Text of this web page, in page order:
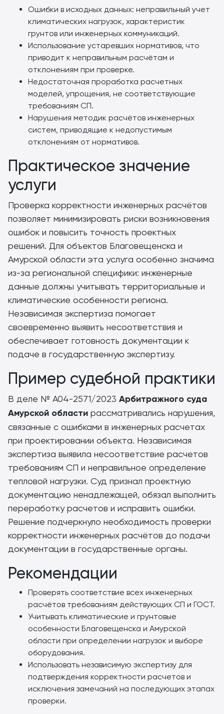
Ошибки в исходных данных: неправильный учет
климатических нагрузок, характеристик
грунтов или инженерных коммуникаций.
Использование устаревших нормативов, что
приводит к неправильным расчётам и
отклонениям при проверке.
Недостаточная проработка расчетных
моделей, упрощения, не соответствующие
требованиям СП.
Нарушения методик расчётов инженерных
систем, приводящие к недопустимым
отклонениям от нормативов.
Практическое значение
услуги
Проверка корректности инженерных расчётов
позволяет минимизировать риски возникновения
ошибок и повысить точность проектных
решений. Для объектов Благовещенска и
Амурской области эта услуга особенно значима
из-за региональной специфики: инженерные
данные должны учитывать территориальные и
климатические особенности региона.
Независимая экспертиза помогает
своевременно выявить несоответствия и
обеспечивает готовность документации к
подаче в государственную экспертизу.
Пример судебной практики
В деле № А04-2571/2023 Арбитражного суда
Амурской области рассматривались нарушения,
связанные с ошибками в инженерных расчетах
при проектировании объекта. Независимая
экспертиза выявила несоответствие расчетов
требованиям СП и неправильное определение
тепловой нагрузки. Суд признал проектную
документацию ненадлежащей, обязал выполнить
переработку расчетов и исправить ошибки.
Решение подчеркнуло необходимость проверки
корректности инженерных расчётов до подачи
документации в государственные органы.
Рекомендации
Проверять соответствие всех инженерных
расчётов требованиям действующих СП и ГОСТ.
Учитывать климатические и грунтовые
особенности Благовещенска и Амурской
области при определении нагрузок и выборе
оборудования.
Использовать независимую экспертизу для
подтверждения корректности расчетов и
исключения замечаний на последующих этапах
проверки.